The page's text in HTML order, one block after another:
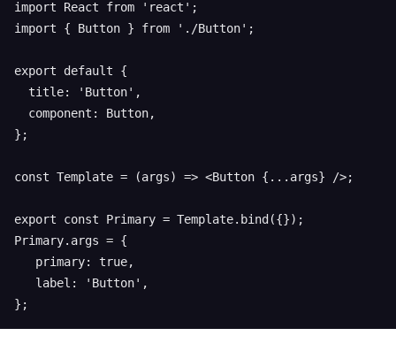
import React from 'react';
import { Button } from './Button';
export default {
};
const Template = (args) => <Button {...args} />;
export const Primary = Template.bind({});
Primary.args = {
};